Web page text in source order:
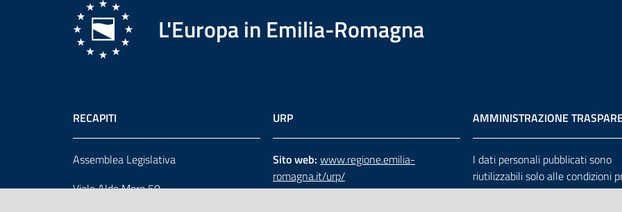
L'Europa in Emilia-Romagna
RECAPITI
Assemblea Legislativa
Viale Aldo Moro 50
URP
Sito web: www.regione.emilia-
romagna.it/urp/
Numero verde:800.66.22.00
AMMINISTRAZIONE
I dati personali pubblicati sono
riutilizzabili solo alle condizioni
dalla direttiva comunitaria